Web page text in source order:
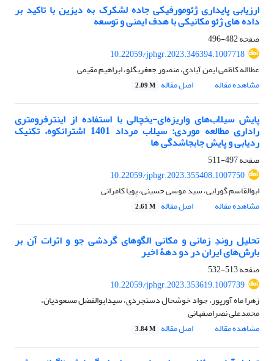
ارزیابی پایداری ژئومورفیکی جاده لشکرک به دیزین با تاکید بر
داده های ژئو مکانیکی با هدف ایمنی و توسعه
صفحه482-496
10.22059/jphgr.2023.346394.1007718
عطااله کاظمی ایمن آبادی، منصور جعغربگلو، ابراهیم مقیمی
مشاهده مقاله
اصل مقاله 2.09 M
پایش سیلاب‌های واریزه‌ای-یخچالی با استفاده از اینترفرومتری
راداری مطالعه موردی: سیلاب مرداد 1401 اشترانکوه، تکنیک
ردیابی و پایش جابجاشدگی ها
صفحه497-511
10.22059/jphgr.2023.355408.1007750
ابوالقاسم گورابی، سید موسی حسینی، پویا کامرانی
مشاهده مقاله
اصل مقاله 2.61 M
تحلیل روندِ زمانی و مکانی الگوهای گردشی جو و اثرات آن بر
بارش‌های ایران در دو دهۀ اخیر
صفحه513-532
10.22059/jphgr.2023.353619.1007739
زهرا ماه آورپور، جواد خوشحال دستجردی، سیدابوالفضل مسعودیان،
محمدعلی نصراصفهانی
مشاهده مقاله
اصل مقاله 3.84 M